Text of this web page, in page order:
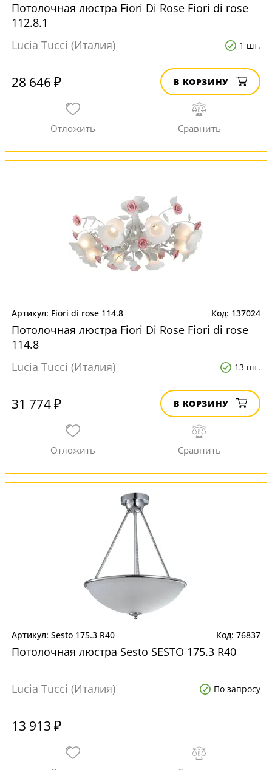
Потолочная люстра Fiori Di Rose Fiori di rose
112.8.1
Lucia Tucci (Италия)
1 шт.
28 646 ₽ В КОРЗИНУ
Fiori di rose 114.8 137024
Потолочная люстра Fiori Di Rose Fiori di rose
114.8
Lucia Tucci (Италия)
13 шт.
31 774 ₽ В КОРЗИНУ
Sesto 175.3 R40 76837
Потолочная люстра Sesto SESTO 175.3 R40
Lucia Tucci (Италия) По запросу
13 913 ₽